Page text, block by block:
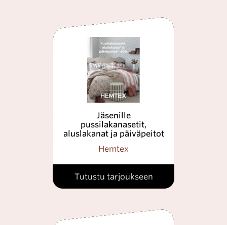
Jäsenille
pussilakanasetit,
aluslakanat ja päiväpeitot
Hemtex
Tutustu tarjoukseen